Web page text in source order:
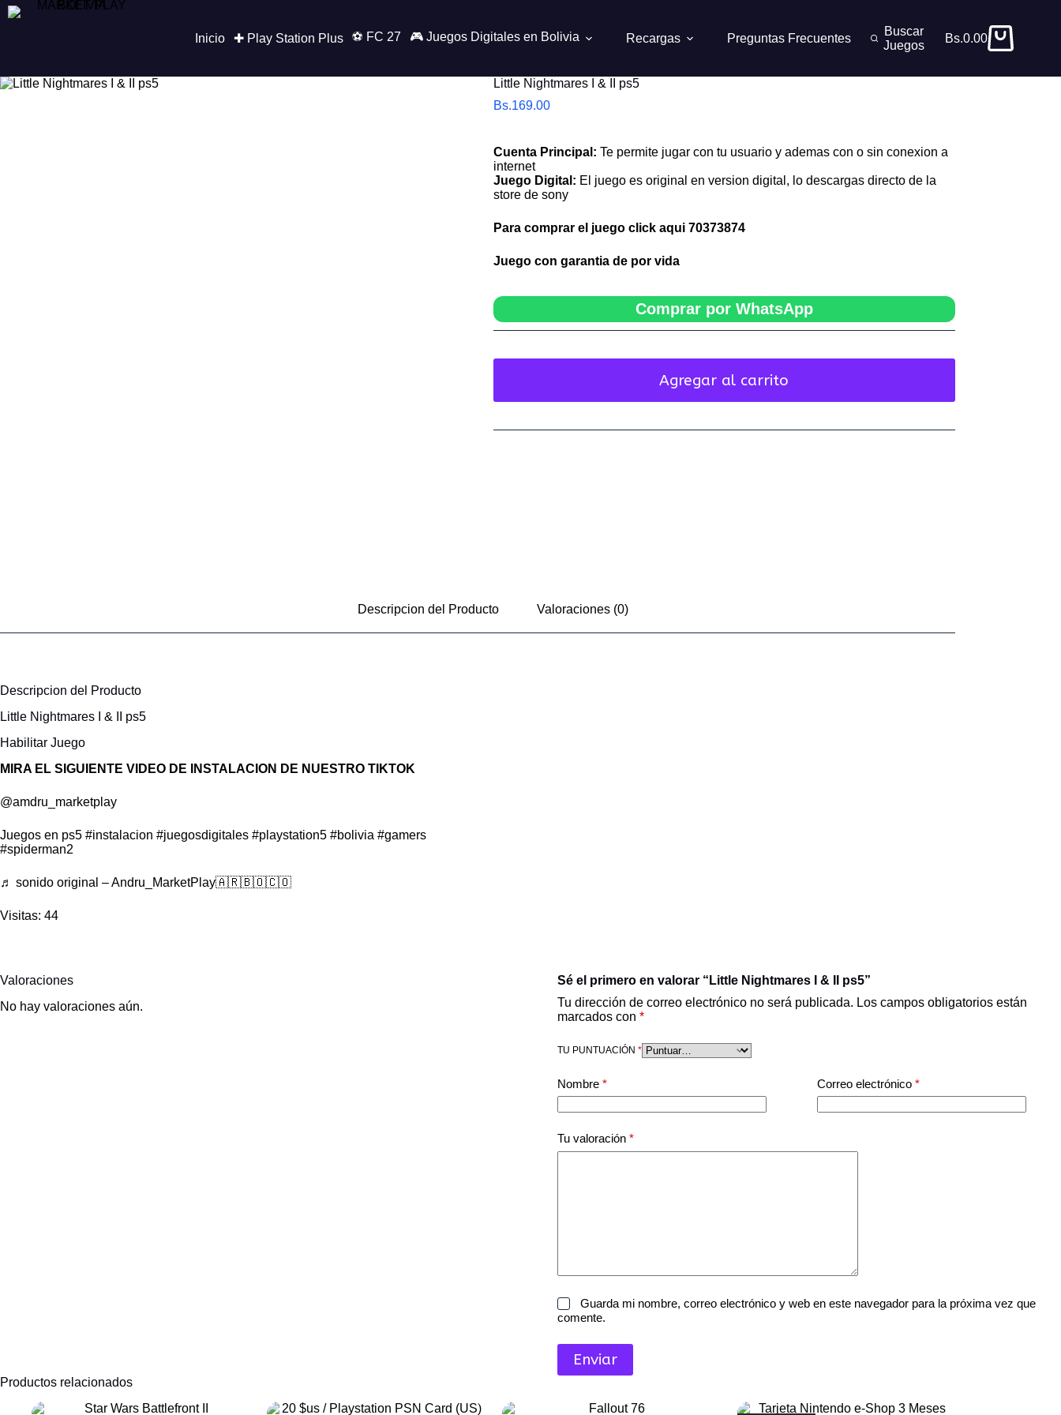
Saltar
al
Inicio ✚ Play Station Plus ⚽ FC 27 🎮 Juegos Digitales en Bolivia Recargas Preguntas Frecuentes
Buscar
Juegos
Carro
Bs.0.00
Little Nightmares I & II ps5
Bs.169.00
Cuenta Principal: Te permite jugar con tu usuario y ademas con o sin conexion a
internet
Juego Digital: El juego es original en version digital, lo descargas directo de la
store de sony
Para comprar el juego click aqui 70373874
Juego con garantia de por vida
Comprar por WhatsApp
Agregar al carrito
Descripcion del Producto Valoraciones (0)
Descripcion del Producto
Little Nightmares I & II ps5
Habilitar Juego
MIRA EL SIGUIENTE VIDEO DE INSTALACION DE NUESTRO TIKTOK
@amdru_marketplay
Juegos en ps5 #instalacion #juegosdigitales #playstation5 #bolivia #gamers
#spiderman2
♬ sonido original – Andru_MarketPlay🇦🇷🇧🇴🇨🇴
Visitas: 44
Valoraciones
No hay valoraciones aún.
Sé el primero en valorar “Little Nightmares I & II ps5”
Tu dirección de correo electrónico no será publicada. Los campos obligatorios están
marcados con *
TU PUNTUACIÓN *
Nombre* Correo electrónico*
Tu valoración *
Guarda mi nombre, correo electrónico y web en este navegador para la próxima vez que
comente.
Enviar
Productos relacionados